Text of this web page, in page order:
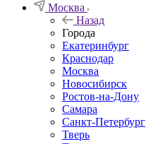
Москва
Назад
Города
Екатеринбург
Краснодар
Москва
Новосибирск
Ростов-на-Дону
Самара
Санкт-Петербург
Тверь